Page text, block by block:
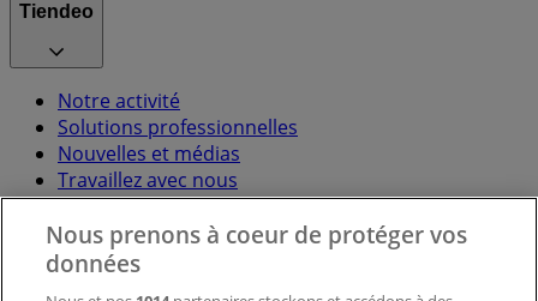
Tiendeo
Notre activité
Solutions professionnelles
Nouvelles et médias
Travaillez avec nous
Contactez-nous
Nous prenons à coeur de protéger vos
données